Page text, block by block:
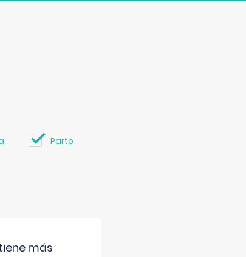
Parto
más